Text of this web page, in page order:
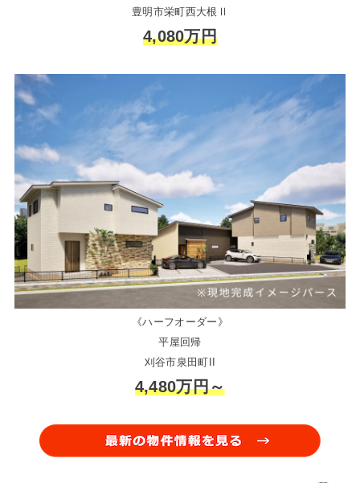
豊明市栄町西大根Ⅱ
4,080万円
《ハーフオーダー》
平屋回帰
刈谷市泉田町II
4,480万円～